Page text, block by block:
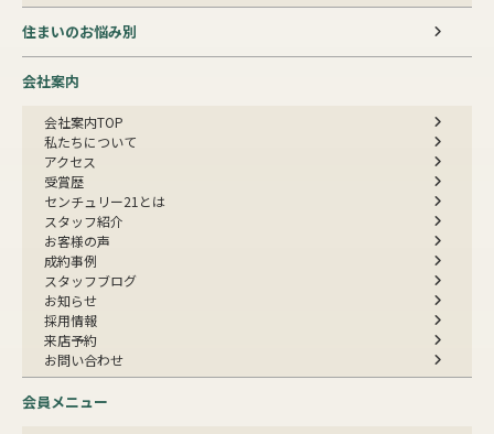
住まいのお悩み別
会社案内
会社案内TOP
私たちについて
アクセス
受賞歴
センチュリー21とは
スタッフ紹介
お客様の声
成約事例
スタッフブログ
お知らせ
採用情報
来店予約
お問い合わせ
会員メニュー